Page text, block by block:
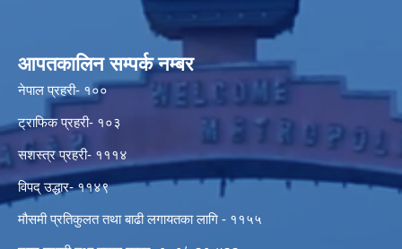
आपतकालिन सम्पर्क नम्बर
नेपाल प्रहरी- १००
ट्राफिक प्रहरी- १०३
सशस्त्र प्रहरी- १११४
विपद् उद्धार- ११४९
मौसमी प्रतिकुलत तथा बाढी लगायतका लागि - ११५५